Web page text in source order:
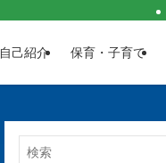
自己紹介 保育・子育て